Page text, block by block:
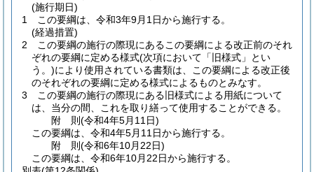
(施行期日)
1
この要綱は、令和3年9月1日から施行する。
(経過措置)
2
この要綱の施行の際現にあるこの要綱による改正前のそれ
ぞれの要綱に定める様式(次項において「旧様式」とい
う。)により使用されている書類は、この要綱による改正後
のそれぞれの要綱に定める様式によるものとみなす。
3
この要綱の施行の際現にある旧様式による用紙について
は、当分の間、これを取り繕って使用することができる。
附 則(令和4年5月11日)
この要綱は、令和4年5月11日から施行する。
附 則(令和6年10月22日)
この要綱は、令和6年10月22日から施行する。